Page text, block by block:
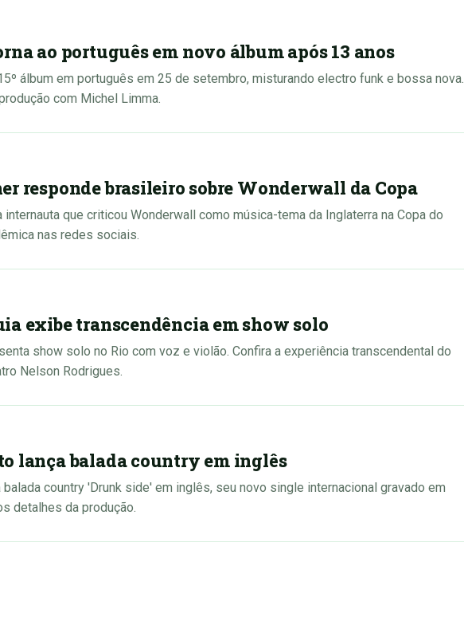
ao português em novo álbum após 13 anos
álbum em português em 25 de setembro, misturando electro funk e bossa nova.
com Michel Limma.
responde brasileiro sobre Wonderwall da Copa
internauta que criticou Wonderwall como música-tema da Inglaterra na Copa do
nas redes sociais.
exibe transcendência em show solo
show solo no Rio com voz e violão. Confira a experiência transcendental do
Nelson Rodrigues.
lança balada country em inglês
country 'Drunk side' em inglês, seu novo single internacional gravado em
detalhes da produção.